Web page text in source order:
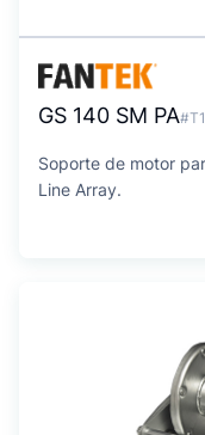
GS 140 SM PA
Soporte de motor
Line Array.